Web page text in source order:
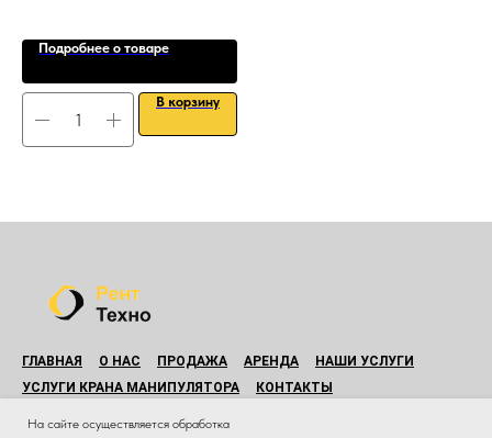
Подробнее о товаре
В корзину
ГЛАВНАЯ О НАС ПРОДАЖА АРЕНДА
НАШИ УСЛУГИ
УСЛУГИ КРАНА МАНИПУЛЯТОРА
КОНТАКТЫ
© Все права защищены.
На сайте осуществляется обработка